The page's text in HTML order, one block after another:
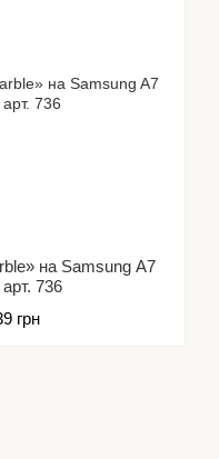
на Samsung A7
736
грн